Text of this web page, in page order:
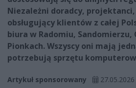
Niezależni doradcy,
obsługujący klientów z całej
biura w Radomiu, Sandomierzu,
Pionkach. Wszyscy oni mają
potrzebują sprzętu
Artykuł sponsorowany